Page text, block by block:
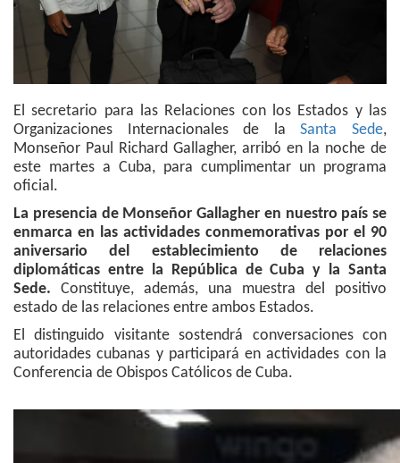
El secretario para las Relaciones con los Estados y las
Organizaciones Internacionales de laSanta Sede,
Monseñor Paul Richard Gallagher, arribó en la noche de
este martes a Cuba, para cumplimentar un programa
oficial.
La presencia de Monseñor Gallagher en nuestro país se
enmarca en las actividades conmemorativas por el 90
aniversario del establecimiento de relaciones
diplomáticas entre la República de Cuba y la Santa
Sede. Constituye, además, una muestra del positivo
estado de las relaciones entre ambos Estados.
El distinguido visitante sostendrá conversaciones con
autoridades cubanas y participará en actividades con la
Conferencia de Obispos Católicos de Cuba.